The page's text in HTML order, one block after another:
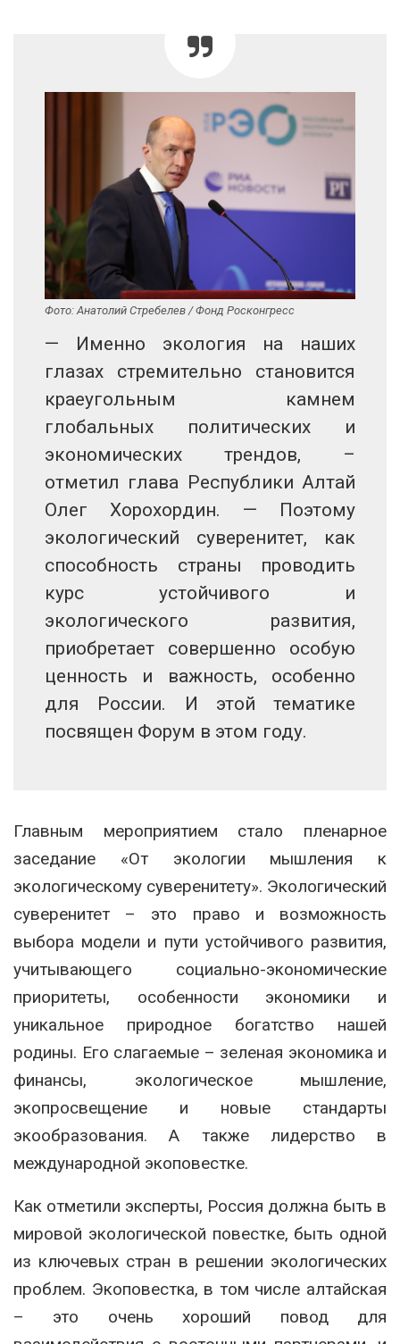
Фото: Анатолий Стребелев / Фонд Росконгресс
— Именно экология на наших
глазах стремительно становится
краеугольным камнем
глобальных политических и
экономических трендов, –
отметил глава Республики Алтай
Олег Хорохордин. — Поэтому
экологический суверенитет, как
способность страны проводить
курс устойчивого и
экологического развития,
приобретает совершенно особую
ценность и важность, особенно
для России. И этой тематике
посвящен Форум в этом году.
Главным мероприятием стало пленарное
заседание «От экологии мышления к
экологическому суверенитету». Экологический
суверенитет – это право и возможность
выбора модели и пути устойчивого развития,
учитывающего социально-экономические
приоритеты, особенности экономики и
уникальное природное богатство нашей
родины. Его слагаемые – зеленая экономика и
финансы, экологическое мышление,
экопросвещение и новые стандарты
экообразования. А также лидерство в
международной экоповестке.
Как отметили эксперты, Россия должна быть в
мировой экологической повестке, быть одной
из ключевых стран в решении экологических
проблем. Экоповестка, в том числе алтайская
– это очень хороший повод для